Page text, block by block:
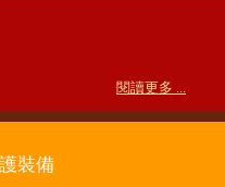
閱讀更多 ...
裝備